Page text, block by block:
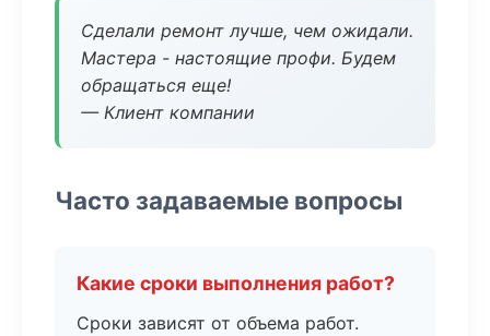
Сделали ремонт лучше, чем ожидали.
Мастера - настоящие профи. Будем
обращаться еще!
— Клиент компании
Часто задаваемые вопросы
Какие сроки выполнения работ?
Сроки зависят от объема работ.